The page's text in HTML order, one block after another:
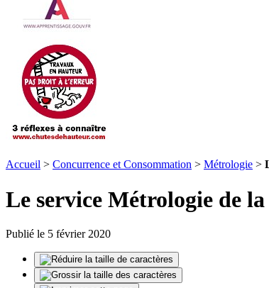
Accueil > Concurrence et Consommation > Métrologie >
Le service Métrologie de
Publié le 5 février 2020